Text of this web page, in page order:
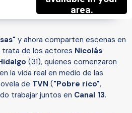
y ahora comparten escenas en
trata de los actores Nicolás
(31), quienes comenzaron
la vida real en medio de las
de TVN ("Pobre rico",
trabajar juntos en Canal 13.